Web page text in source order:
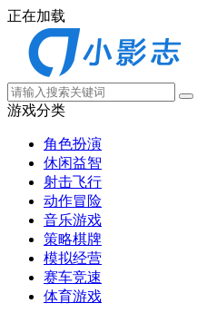
正在加载
游戏分类
角色扮演
休闲益智
射击飞行
动作冒险
音乐游戏
策略棋牌
模拟经营
赛车竞速
体育游戏